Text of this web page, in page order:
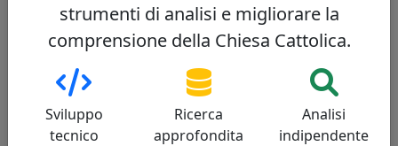
32/100
Sérgio da Rocha
strumenti di analisi e migliorare la
comprensione della Chiesa Cattolica.
Sviluppo
tecnico
Ricerca
approfondita
Analisi
indipendente